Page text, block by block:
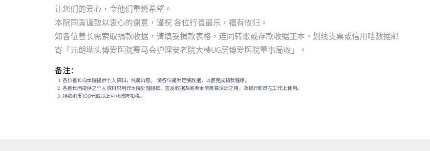
让您们的爱心，令他们重燃希望。
本院同寅谨致以衷心的谢意，谨祝 各位行善最乐，福有攸归。
如各位善长需索取捐款收据，请填妥捐款表格，连同转账或存款收据正本、划线支票或信用咭数据邮
寄「元朗坳头博爱医院赛马会护理安老院大楼UG层博爱医院董事局收」。
备注：
各位善长向本院提供个人资料，纯属自愿。 请各位提供足够数据，以便完成捐款程序。
各善长所提供之个人资料只用作本院处理捐款、签发收据及寄奉本院筹募活动之用，及银行职员在工作上使用。
捐款港币100元或以上可获政府扣税。